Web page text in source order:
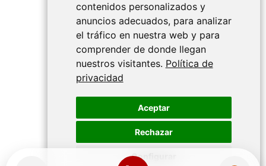
contenidos personalizados y
anuncios adecuados, para analizar
el tráfico en nuestra web y para
comprender de donde llegan
nuestros visitantes. Política de
privacidad
Aceptar
Rechazar
Configurar
contenidos personalizados y
anuncios adecuados, para analizar
el tráfico en nuestra web y para
comprender de donde llegan
nuestros visitantes. Política de
privacidad
Aceptar
Rechazar
Configurar